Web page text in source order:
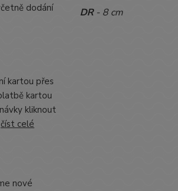
dodání
kartou přes
kartou
kliknout
číst celé
nové
DR - 8 cm